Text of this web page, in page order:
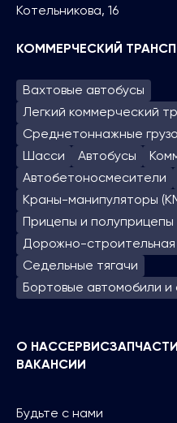
Котельникова, 16
КОММЕРЧЕСКИЙ
Вахтовые автобусы
Легкий коммерческий
Среднетоннажные
Шасси
Автобусы
Автобетоносмесители
Краны-манипуляторы
Прицепы и полуприцепы
Дорожно-строительная
Седельные тягачи
Бортовые автомобили и
О НАССЕРВИСЗАПЧАСТИ
ВАКАНСИИ
Будьте с нами